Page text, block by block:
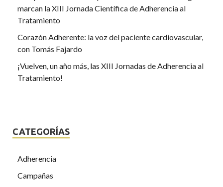
marcan la XIII Jornada Científica de Adherencia al
Tratamiento
Corazón Adherente: la voz del paciente cardiovascular,
con Tomás Fajardo
¡Vuelven, un año más, las XIII Jornadas de Adherencia al
Tratamiento!
CATEGORÍAS
Adherencia
Campañas